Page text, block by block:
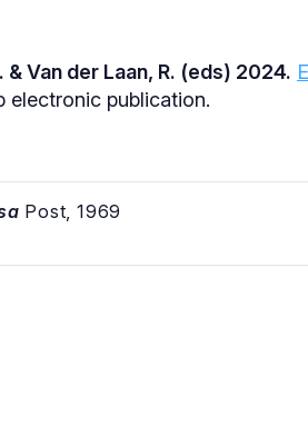
& Van der Laan, R. (eds) 2024.
electronic publication.
Post, 1969